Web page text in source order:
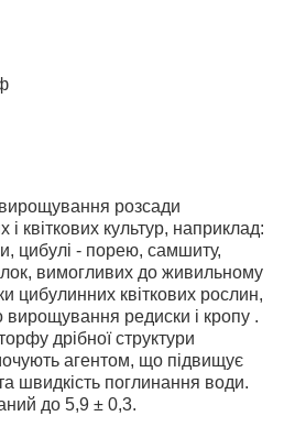
розсади
квіткових культур, наприклад:
цибулі - порею, самшиту,
вимогливих до живильному
цибулинних квіткових рослин,
вирощування редиски і кропу .
дрібної структури
агентом, що підвищує
швидкість поглинання води.
до 5,9 ± 0,3.